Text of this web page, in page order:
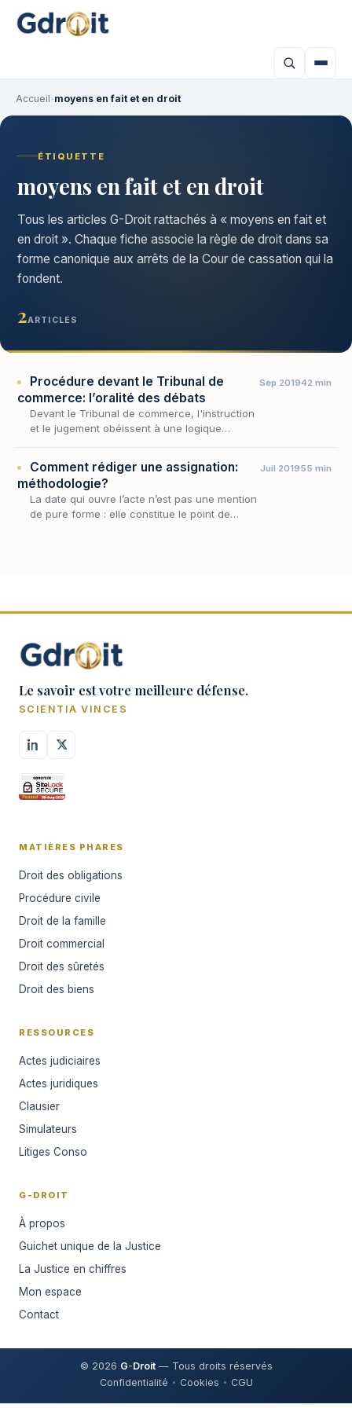
Accueil›moyens en fait et en droit
ÉTIQUETTE
moyens en fait et en droit
Tous les articles G-Droit rattachés à « moyens en fait et
en droit ». Chaque fiche associe la règle de droit dans sa
forme canonique aux arrêts de la Cour de cassation qui la
fondent.
2ARTICLES
Procédure devant le Tribunal de
commerce: l’oralité des débats
Devant le Tribunal de commerce, l'instruction
et le jugement obéissent à une logique
jug…
Sep 201942 min
Comment rédiger une assignation:
méthodologie?
La date qui ouvre l’acte n’est pas une mention
de pure forme : elle constitue le point de
Juil 201955 min
Le savoir est votre meilleure défense.
SCIENTIA VINCES
MATIÈRES PHARES
Droit des obligations
Procédure civile
Droit de la famille
Droit commercial
Droit des sûretés
Droit des biens
RESSOURCES
Actes judiciaires
Actes juridiques
Clausier
Simulateurs
Litiges Conso
G-DROIT
À propos
Guichet unique de la Justice
La Justice en chiffres
Mon espace
Contact
© 2026 G-Droit— Tous droits réservés
Confidentialité
Cookies CGU